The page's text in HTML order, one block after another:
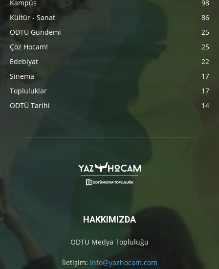
Kampüs
98
Kültür - Sanat
86
ODTÜ Gündemi
25
Çöz Hocam!
25
Edebiyat
22
Sinema
17
Topluluklar
17
ODTÜ Tarihi
14
HAKKIMIZDA
ODTÜ Medya Topluluğu
İletişim: info@yazhocam.com